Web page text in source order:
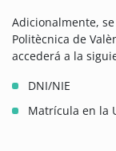
Adicionalmente,
Politècnica de
accederá a la
DNI/NIE
Matrícula en la